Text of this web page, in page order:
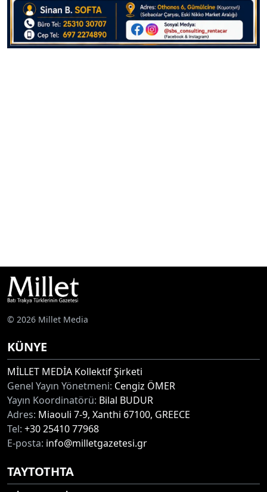
© 2026 Millet Media
KÜNYE
MİLLET MEDİA Kollektif Şirketi
Genel Yayın Yönetmeni: Cengiz ÖMER
Yayın Koordinatörü: Bilal BUDUR
Adres: Miaouli 7-9, Xanthi 67100, GREECE
Tel: +30 25410 77968
E-posta: info@milletgazetesi.gr
ΤΑΥΤΟΤΗΤΑ